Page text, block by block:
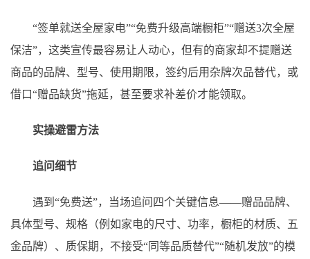
“签单就送全屋家电”“免费升级高端橱柜”“赠送3次全屋
保洁”，这类宣传最容易让人动心，但有的商家却不提赠送
商品的品牌、型号、使用期限，签约后用杂牌次品替代，或
借口“赠品缺货”拖延，甚至要求补差价才能领取。
实操避雷方法
追问细节
遇到“免费送”，当场追问四个关键信息——赠品品牌、
具体型号、规格（例如家电的尺寸、功率，橱柜的材质、五
金品牌）、质保期，不接受“同等品质替代”“随机发放”的模